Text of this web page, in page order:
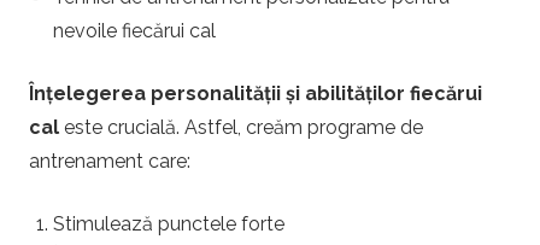
nevoile fiecărui cal
Înțelegerea personalității și abilităților fiecărui
cal este crucială. Astfel, creăm programe de
antrenament care:
Stimulează punctele forte